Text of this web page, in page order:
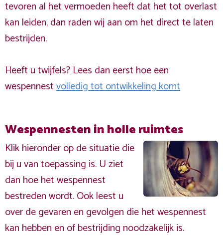
tevoren al het vermoeden heeft dat het tot overlast
kan leiden, dan raden wij aan om het direct te laten
bestrijden.
Heeft u twijfels? Lees dan eerst hoe een
wespennestvolledig tot ontwikkeling komt
Wespennesten in holle ruimtes
Klik hieronder op de situatie die
bij u van toepassing is. U ziet
dan hoe het wespennest
bestreden wordt. Ook leest u
over de gevaren en gevolgen die het wespennest
kan hebben en of bestrijding noodzakelijk is.